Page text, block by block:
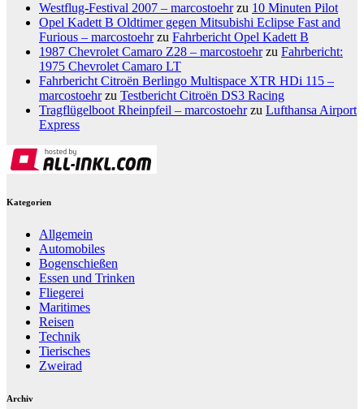
Westflug-Festival 2007 – marcostoehrzu 10 Minuten Pilot
Opel Kadett B Oldtimer gegen Mitsubishi Eclipse Fast and
Furious – marcostoehrzu Fahrbericht Opel Kadett B
1987 Chevrolet Camaro Z28 – marcostoehrzu Fahrbericht:
1975 Chevrolet Camaro LT
Fahrbericht Citroën Berlingo Multispace XTR HDi 115 –
marcostoehrzu Testbericht Citroën DS3 Racing
Tragflügelboot Rheinpfeil – marcostoehrzu Lufthansa Airport
Express
Kategorien
Allgemein
Automobiles
Bogenschießen
Essen und Trinken
Fliegerei
Maritimes
Reisen
Technik
Tierisches
Zweirad
Archiv